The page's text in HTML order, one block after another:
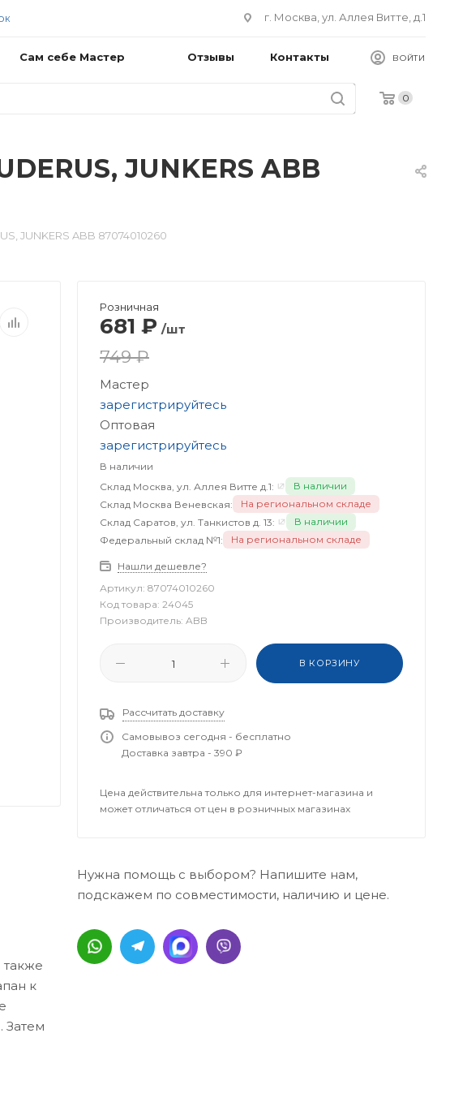
г. Москва, ул. Аллея Витте, д.1
Сам себе Мастер Отзывы Контакты ВОЙТИ
0
JUNKERS ABB
JUNKERS ABB 87074010260
к
Затем
Розничная
681 ₽ /шт
749 ₽
Мастер
зарегистрируйтесь
Оптовая
зарегистрируйтесь
В наличии
Склад Москва, ул. Аллея Витте д.1:
В наличии
Склад Москва Веневская:
На региональном складе
Склад Саратов, ул. Танкистов д. 13:
В наличии
Федеральный склад №1:
На региональном складе
Нашли дешевле?
Артикул: 87074010260
Код товара: 24045
Производитель: ABB
В КОРЗИНУ
Рассчитать доставку
Самовывоз сегодня - бесплатно
Доставка завтра - 390 ₽
Цена действительна только для интернет-магазина и
может отличаться от цен в розничных магазинах
Нужна помощь с выбором? Напишите нам,
подскажем по совместимости, наличию и цене.